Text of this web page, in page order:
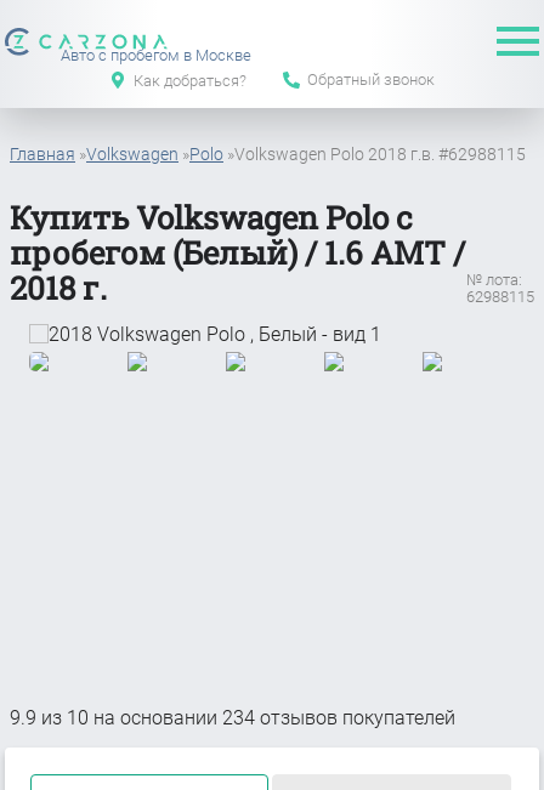
Авто с пробегом в Москве
Как добраться?
Обратный звонок
Главная »Volkswagen »Polo »Volkswagen Polo 2018 г.в. #62988115
Купить Volkswagen Polo с
пробегом (Белый) / 1.6 АМТ /
2018 г.
№ лота:
62988115
9.9 из 10 на основании 234 отзывов покупателей